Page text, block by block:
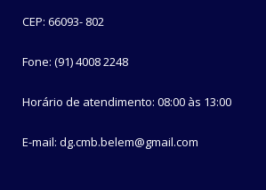
CEP: 66093- 802
Fone: (91) 4008 2248
Horário de atendimento: 08:00 às 13:00
E-mail: dg.cmb.belem@gmail.com